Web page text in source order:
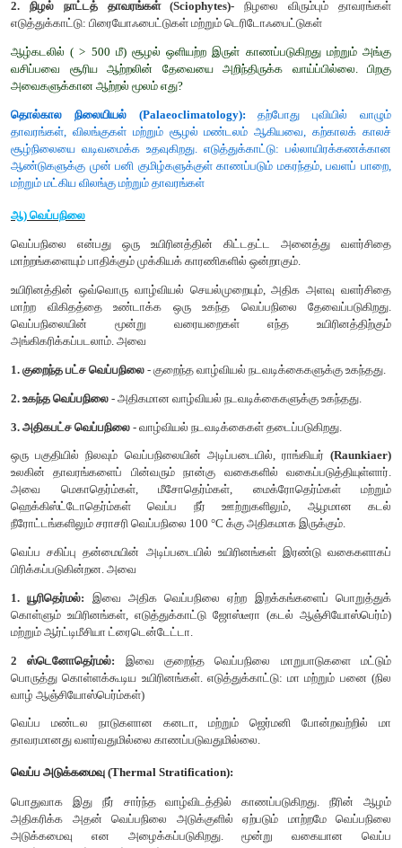
குறைவாகவே தாவரங்களால் உறிஞ்சப்படுகிறது.
ஒளியினால் தாவரங்களுக்கு ஏற்படும் விளைவுகள்
ஒளியின் தீவிரச் சகிப்புத் தன்மையின் அடிப்படையில்
1. ஒளிநாட்டத் தாவரங்கள் (Heliophytes) -ஒளியினை
2. நிழல் நாட்டத் தாவரங்கள் (Sciophytes)-நிழலை
எடுத்துக்காட்டு: பிரையோஃபைட்டுகள் மற்றும் டெரிடோஃபைட்டுகள்
வசிப்பவை சூரிய ஆற்றலின் தேவையை அறிந்திருக்க
அவைகளுக்கான ஆற்றல் மூலம் எது?
தொல்கால நிலையியல் (Palaeoclimatology):தற்போது
தாவரங்கள், விலங்குகள் மற்றும் சூழல் மண்டலம் ஆகியவை,
சூழ்நிலையை வடிவமைக்க உதவுகிறது. எடுத்துக்காட்டு:
ஆண்டுகளுக்கு முன் பனி குமிழ்களுக்குள் காணப்படும்
மற்றும் மட்கிய விலங்கு மற்றும் தாவரங்கள்
ஆ) வெப்பநிலை
வெப்பநிலை என்பது ஒரு உயிரினத்தின் கிட்டதட்ட
மாற்றங்களையும் பாதிக்கும் முக்கியக் காரணிகளில் ஒன்றாகும்.
உயிரினத்தின் ஒவ்வொரு வாழ்வியல் செயல்முறையும், அதிக